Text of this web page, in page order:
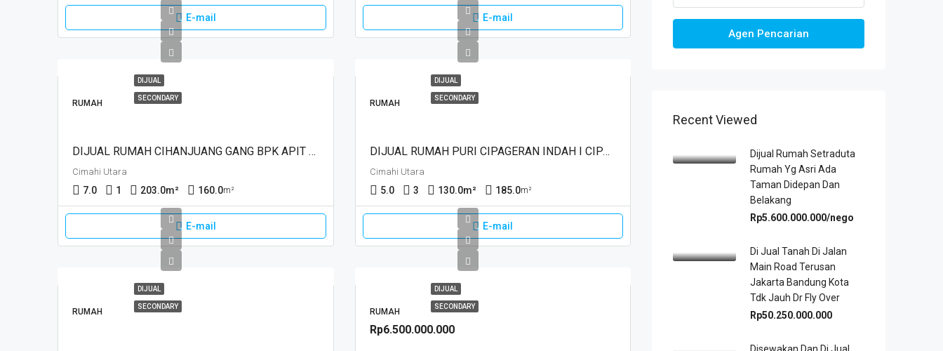
E-mail E-mail
DIJUAL
SECONDARY
RUMAH
DIJUAL RUMAH CIHANJUANG GANG BPK APIT CIHANJUANG, CIMAHI
Cimahi Utara
7.0 1 203.0m² 160.0m²
E-mail
DIJUAL
SECONDARY
RUMAH
DIJUAL RUMAH PURI CIPAGERAN INDAH I CIPAGERAN, CIMAHI
Cimahi Utara
5.0 3 130.0m² 185.0m²
E-mail
DIJUAL
SECONDARY
RUMAH
DIJUAL
SECONDARY
RUMAH
Rp6.500.000.000
Agen Pencarian
Recent Viewed
Dijual Rumah Setraduta
Rumah Yg Asri Ada
Taman Didepan Dan
Belakang
Rp5.600.000.000/nego
Di Jual Tanah Di Jalan
Main Road Terusan
Jakarta Bandung Kota
Tdk Jauh Dr Fly Over
Rp50.250.000.000